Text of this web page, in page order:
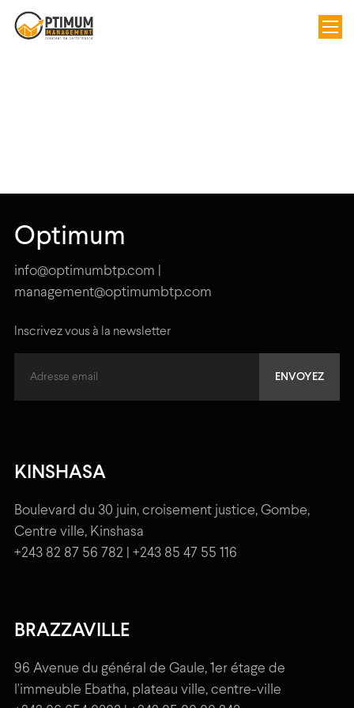
Optimum
info@optimumbtp.com |
management@optimumbtp.com
Inscrivez vous à la newsletter
KINSHASA
Boulevard du 30 juin, croisement justice, Gombe,
Centre ville, Kinshasa
+243 82 87 56 782 | +243 85 47 55 116
BRAZZAVILLE
96 Avenue du général de Gaule, 1er étage de
l'immeuble Ebatha, plateau ville, centre-ville